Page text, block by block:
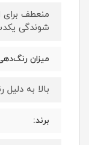
منعطف
شوندگی
میزان
بالا به دلیل
برند: